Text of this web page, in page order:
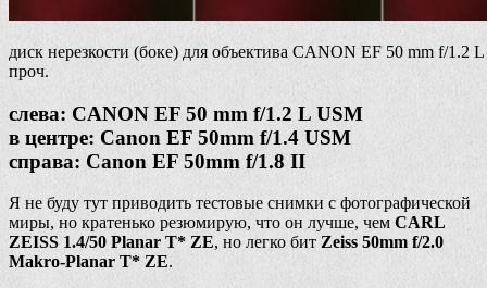
диск нерезкости (боке) для объектива CANON EF 50 mm f/1.2
проч.
слева: CANON EF 50 mm f/1.2 L USM
в центре: Canon EF 50mm f/1.4 USM
справа: Canon EF 50mm f/1.8 II
Я не буду тут приводить тестовые снимки с фотографической
миры, но кратенько резюмирую, что он лучше, чем CARL
ZEISS 1.4/50 Planar T* ZE, но легко бит Zeiss 50mm f/2.0
Makro-Planar T* ZE.